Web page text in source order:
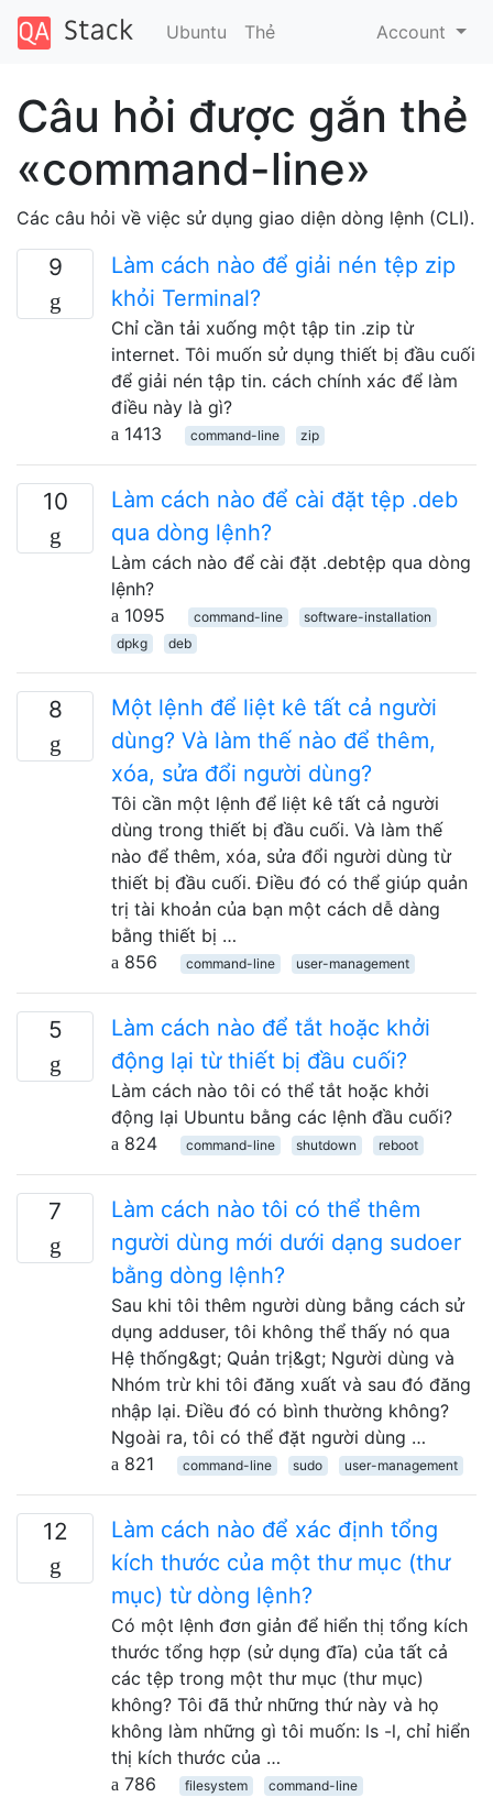
Ubuntu Thẻ Account
Câu hỏi được gắn thẻ
«command-line»
Các câu hỏi về việc sử dụng giao diện dòng lệnh (CLI).
9
Làm cách nào để giải nén tệp zip
khỏi Terminal?
Chỉ cần tải xuống một tập tin .zip từ
internet. Tôi muốn sử dụng thiết bị đầu cuối
để giải nén tập tin. cách chính xác để làm
điều này là gì?
1413
command-line zip
10
Làm cách nào để cài đặt tệp .deb
qua dòng lệnh?
Làm cách nào để cài đặt .debtệp qua dòng
lệnh?
1095
command-line
software-installation
dpkg
deb
8
Một lệnh để liệt kê tất cả người
dùng? Và làm thế nào để thêm,
xóa, sửa đổi người dùng?
Tôi cần một lệnh để liệt kê tất cả người
dùng trong thiết bị đầu cuối. Và làm thế
nào để thêm, xóa, sửa đổi người dùng từ
thiết bị đầu cuối. Điều đó có thể giúp quản
trị tài khoản của bạn một cách dễ dàng
bằng thiết bị …
856
command-line user-management
5
Làm cách nào để tắt hoặc khởi
động lại từ thiết bị đầu cuối?
Làm cách nào tôi có thể tắt hoặc khởi
động lại Ubuntu bằng các lệnh đầu cuối?
824
command-line shutdown reboot
7
Làm cách nào tôi có thể thêm
người dùng mới dưới dạng sudoer
bằng dòng lệnh?
Sau khi tôi thêm người dùng bằng cách sử
dụng adduser, tôi không thể thấy nó qua
Hệ thống&gt; Quản trị&gt; Người dùng và
Nhóm trừ khi tôi đăng xuất và sau đó đăng
nhập lại. Điều đó có bình thường không?
Ngoài ra, tôi có thể đặt người dùng …
821
command-line sudo user-management
12
Làm cách nào để xác định tổng
kích thước của một thư mục (thư
mục) từ dòng lệnh?
Có một lệnh đơn giản để hiển thị tổng kích
thước tổng hợp (sử dụng đĩa) của tất cả
các tệp trong một thư mục (thư mục)
không? Tôi đã thử những thứ này và họ
không làm những gì tôi muốn: ls -l, chỉ hiển
thị kích thước của …
786
filesystem command-line